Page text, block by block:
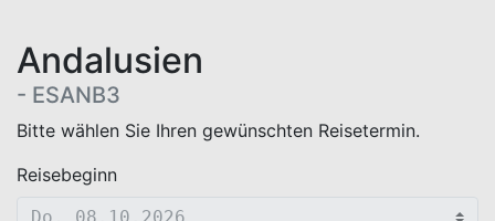
Andalusien
- ESANB3
WEBBUCHUNG.VIEW.TERMIN.AUSWAHL.HEADER
Bitte wählen Sie Ihren gewünschten Reisetermin.
Reisebeginn